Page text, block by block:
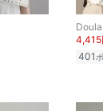
4,415
401